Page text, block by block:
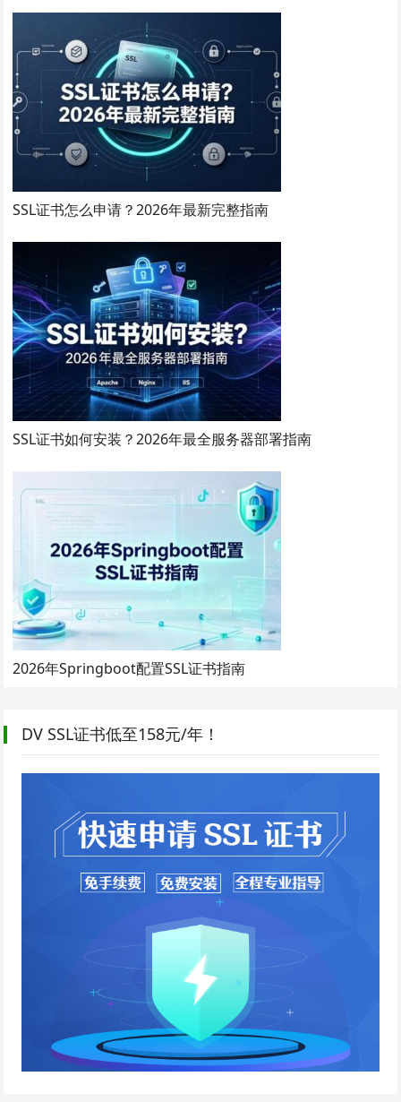
SSL证书怎么申请？2026年最新完整指南
SSL证书如何安装？2026年最全服务器部署指南
2026年Springboot配置SSL证书指南
DV SSL证书低至158元/年！